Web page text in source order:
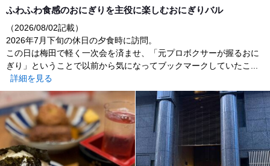
ふわふわ食感のおにぎりを主役に楽しむおにぎりバル
（2026/08/02記載）
2026年7月下旬の休日の夕食時に訪問。
この日は梅田で軽く一次会を済ませ、「元プロボクサーが握るおに
ぎり」ということで以前から気になってブックマークしていたこ...
詳細を見る